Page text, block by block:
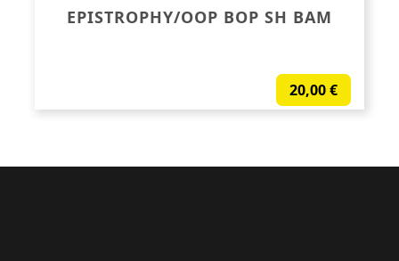
EPISTROPHY/OOP BOP SH BAM
20,00€